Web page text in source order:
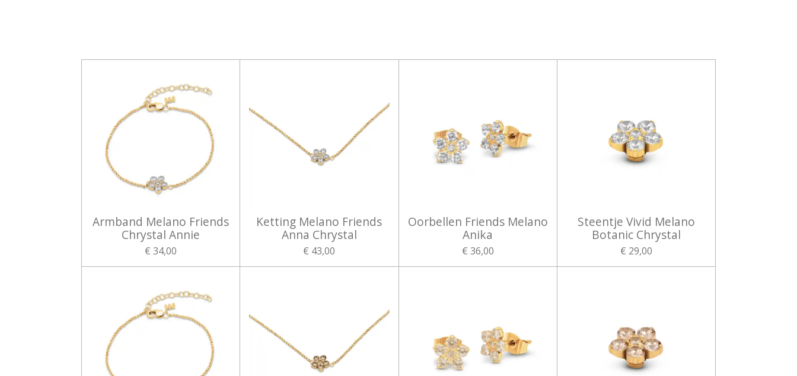
Armband Melano Friends
Chrystal Annie
€ 34,00
Ketting Melano Friends
Anna Chrystal
€ 43,00
Oorbellen Friends Melano
Anika
€ 36,00
Steentje Vivid Melano
Botanic Chrystal
€ 29,00